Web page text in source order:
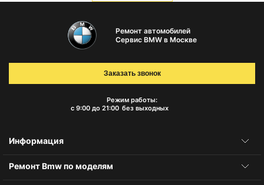
Ремонт автомобилей
Сервис BMW в Москве
Режим работы:
с 9:00 до 21:00 без выходных
Заказать звонок
Информация
Ремонт Bmw по моделям